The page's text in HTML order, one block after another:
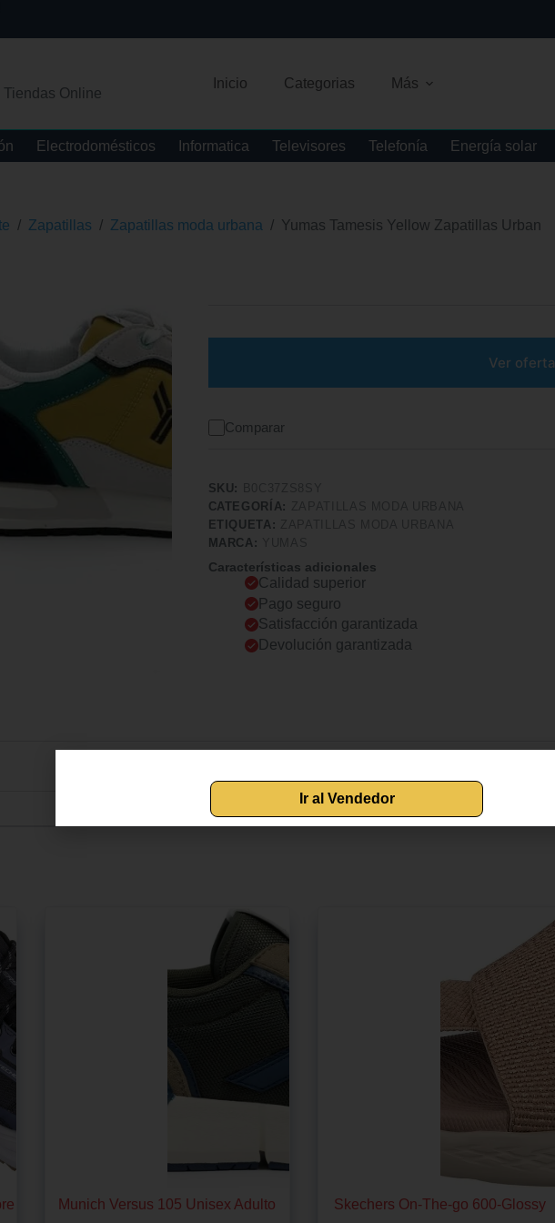
Tiendas Online
Inicio Categorias Más
Electrodomésticos Informatica Televisores Telefonía Energía solar
/ Zapatillas / Zapatillas moda urbana / Yumas Tamesis Yellow Zapatillas Urban
Ver oferta
Comparar
SKU:
CATEGORÍA:
ETIQUETA:
MARCA:
Características adicionales
Calidad superior
Pago seguro
Satisfacción garantizada
Devolución garantizada
Yumas
Munich Versus 105 Unisex Adulto Skechers On-The-go 600-Glossy